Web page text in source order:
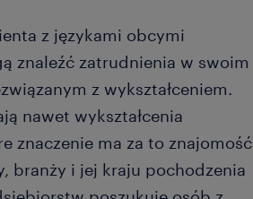
z językami obcymi
znaleźć zatrudnienia w swoim
z wykształceniem.
nawet wykształcenia
znaczenie ma za to znajomość
branży i jej kraju pochodzenia